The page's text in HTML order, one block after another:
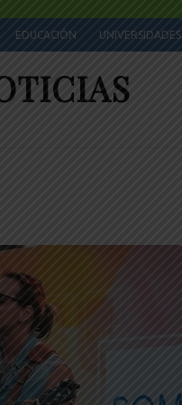
EDUCACIÓN UNIVERSIDADES